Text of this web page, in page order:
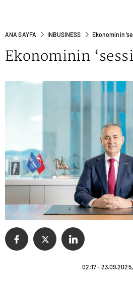
ANA SAYFA INBUSINESS Ekonominin
Ekonominin
02:17 - 23.09.2025,